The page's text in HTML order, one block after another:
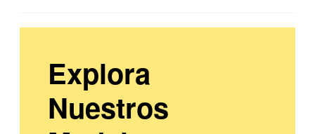
Explora
Nuestros